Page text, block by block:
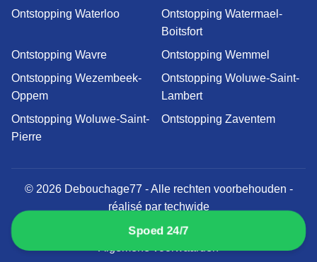
Ontstopping Waterloo
Ontstopping Watermael-
Boitsfort
Ontstopping Wavre
Ontstopping Wemmel
Ontstopping Wezembeek-
Oppem
Ontstopping Woluwe-Saint-
Lambert
Ontstopping Woluwe-Saint-
Pierre
Ontstopping Zaventem
© 2026 Debouchage77 - Alle rechten voorbehouden -
réalisé par techwide
Wettelijke vermeldingenPrivacybeleid
Algemene voorwaarden
Spoed 24/7